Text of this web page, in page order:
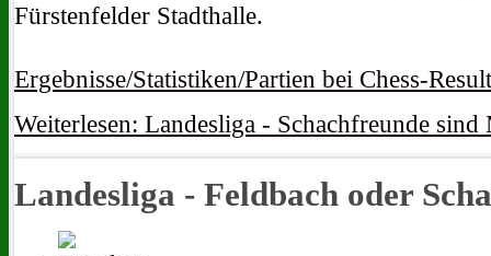
Fürstenfelder Stadthalle.
Ergebnisse/Statistiken/Partien bei Chess-
Weiterlesen: Landesliga - Schachfreunde sind
Landesliga - Feldbach oder